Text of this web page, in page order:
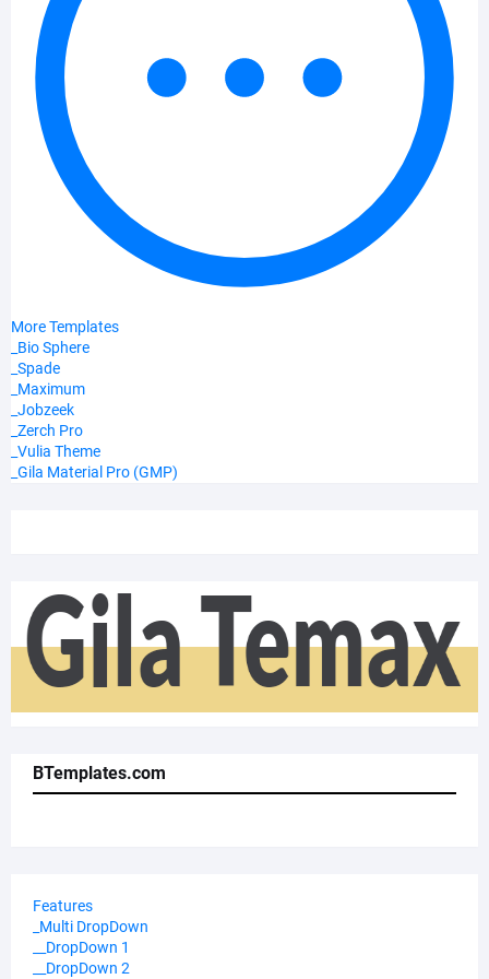
More Templates
_Bio Sphere
_Spade
_Maximum
_Jobzeek
_Zerch Pro
_Vulia Theme
_Gila Material Pro (GMP)
BTemplates.com
Features
_Multi DropDown
__DropDown 1
__DropDown 2